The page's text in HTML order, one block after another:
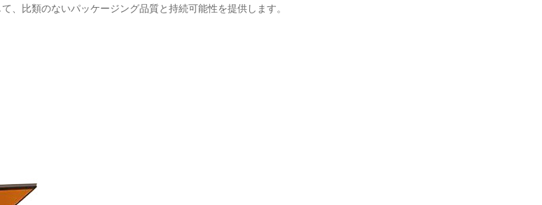
、比類のないパッケージング品質と持続可能性を提供します。